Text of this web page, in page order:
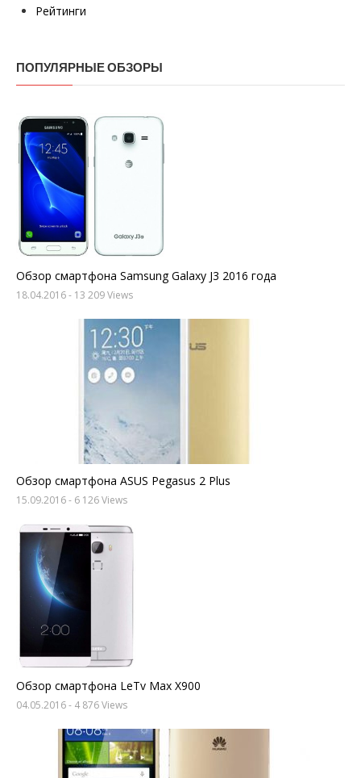
Рейтинги
ПОПУЛЯРНЫЕ ОБЗОРЫ
Обзор смартфона Samsung Galaxy J3 2016 года
18.04.2016- 13 209 Views
Обзор смартфона ASUS Pegasus 2 Plus
15.09.2016- 6 126 Views
Обзор смартфона LeTv Max X900
04.05.2016- 4 876 Views